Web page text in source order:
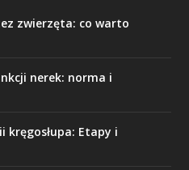
zwierzęta: co warto
nerek: norma i
kręgosłupa: Etapy i